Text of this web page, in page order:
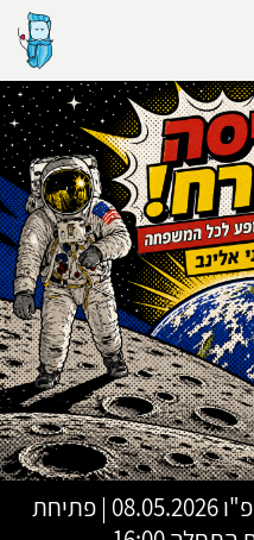
הפרופיל שלי
08.05.2026 | פתיחת